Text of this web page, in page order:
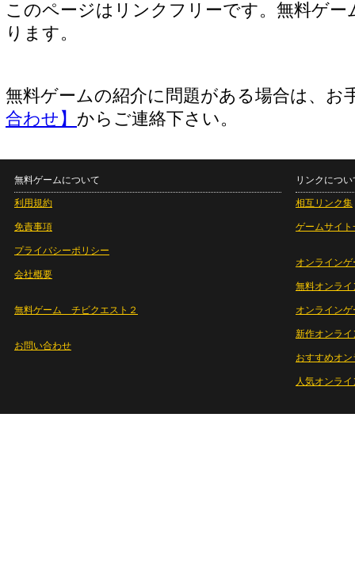
このページはリンクフリーです。無料ゲー
ります。
無料ゲームの紹介に問題がある場合は、お
合わせ】 からご連絡下さい。
無料ゲームについて
利用規約
免責事項
プライバシーポリシー
会社概要
無料ゲーム チビクエスト２
お問い合わせ
リンクについ
相互リンク集
ゲームサイト
オンラインゲ
無料オンライ
オンライン
新作オンライ
おすすめオ
人気オンラ